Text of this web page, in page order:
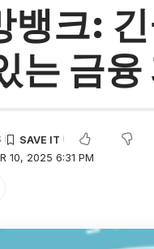
뱅크:
는 금융
10, 2025 6:31 PM